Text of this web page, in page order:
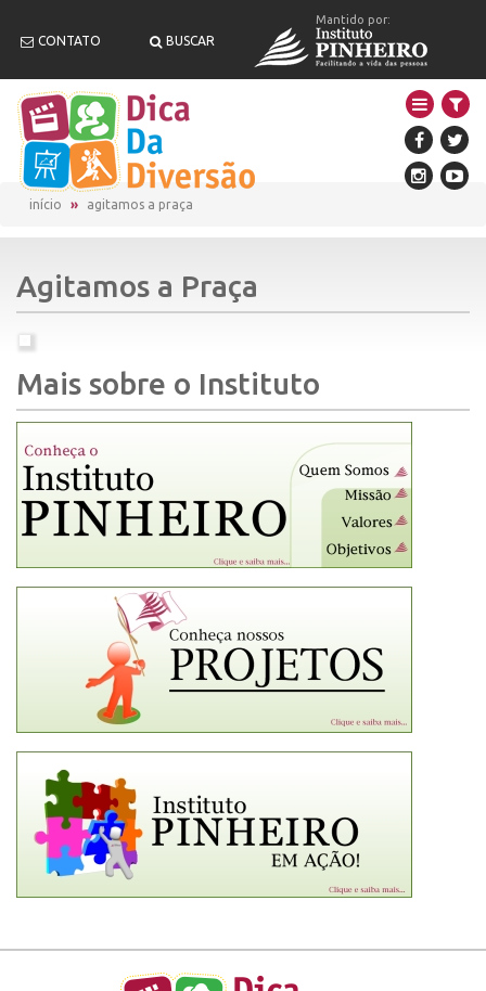
CONTATO BUSCAR
Mantido por:
início agitamos a praça
Agitamos a Praça
Mais sobre o Instituto